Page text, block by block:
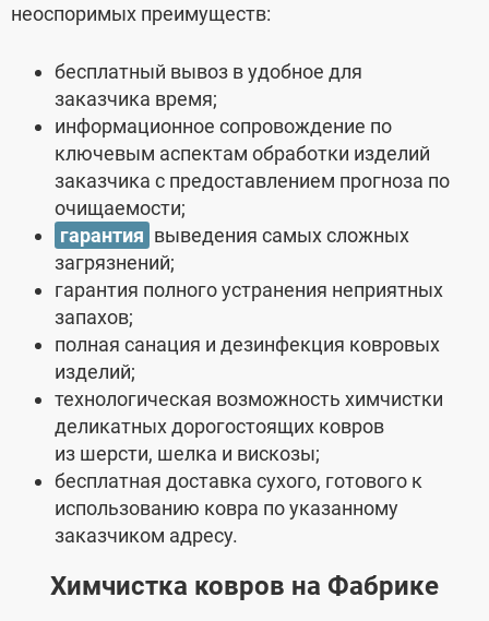
неоспоримых преимуществ:
бесплатный вывоз в удобное для
заказчика время;
информационное сопровождение по
ключевым аспектам обработки изделий
заказчика с предоставлением прогноза по
очищаемости;
гарантия выведения самых сложных
загрязнений;
гарантия полного устранения неприятных
запахов;
полная санация и дезинфекция ковровых
изделий;
технологическая возможность химчистки
деликатных дорогостоящих ковров
из шерсти, шелка и вискозы;
бесплатная доставка сухого, готового к
использованию ковра по указанному
заказчиком адресу.
Химчистка ковров на Фабрике